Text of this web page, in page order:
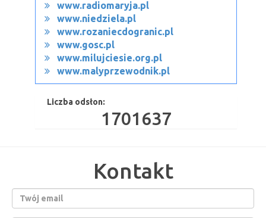
www.radiomaryja.pl
www.niedziela.pl
www.rozaniecdogranic.pl
www.gosc.pl
www.milujciesie.org.pl
www.malyprzewodnik.pl
Liczba odsłon:
1701637
Kontakt